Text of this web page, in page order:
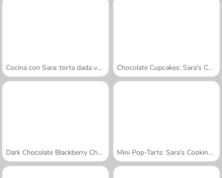
Cocina con Sara: torta dada vuelta Chocolate Cupcakes: Sara's Cooking Class
Dark Chocolate Blackberry Cheesecake: Sara's Cooking Class Mini Pop-Tarts: Sara's Cooking Class